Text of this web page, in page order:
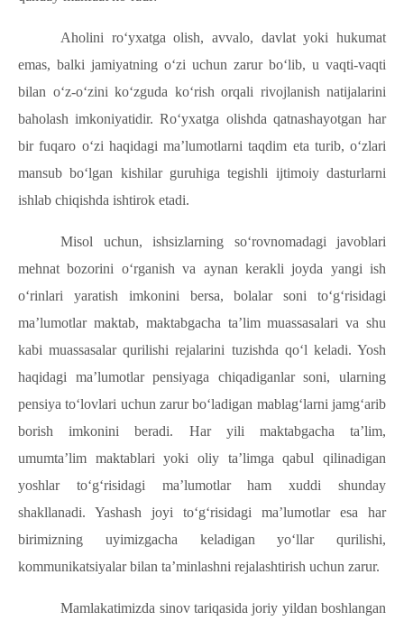
Aholini ro‘yxatga olish, avvalo, davlat yoki hukumat
emas, balki jamiyatning o‘zi uchun zarur bo‘lib, u vaqti-vaqti
bilan o‘z-o‘zini ko‘zguda ko‘rish orqali rivojlanish natijalarini
baholash imkoniyatidir. Ro‘yxatga olishda qatnashayotgan har
bir fuqaro o‘zi haqidagi ma’lumotlarni taqdim eta turib, o‘zlari
mansub bo‘lgan kishilar guruhiga tegishli ijtimoiy dasturlarni
ishlab chiqishda ishtirok etadi.
Misol uchun, ishsizlarning so‘rovnomadagi javoblari
mehnat bozorini o‘rganish va aynan kerakli joyda yangi ish
o‘rinlari yaratish imkonini bersa, bolalar soni to‘g‘risidagi
ma’lumotlar maktab, maktabgacha ta’lim muassasalari va shu
kabi muassasalar qurilishi rejalarini tuzishda qo‘l keladi. Yosh
haqidagi ma’lumotlar pensiyaga chiqadiganlar soni, ularning
pensiya to‘lovlari uchun zarur bo‘ladigan mablag‘larni jamg‘arib
borish imkonini beradi. Har yili maktabgacha ta’lim,
umumta’lim maktablari yoki oliy ta’limga qabul qilinadigan
yoshlar to‘g‘risidagi ma’lumotlar ham xuddi shunday
shakllanadi. Yashash joyi to‘g‘risidagi ma’lumotlar esa har
birimizning uyimizgacha keladigan yo‘llar qurilishi,
kommunikatsiyalar bilan ta’minlashni rejalashtirish uchun zarur.
Mamlakatimizda sinov tariqasida joriy yildan boshlangan